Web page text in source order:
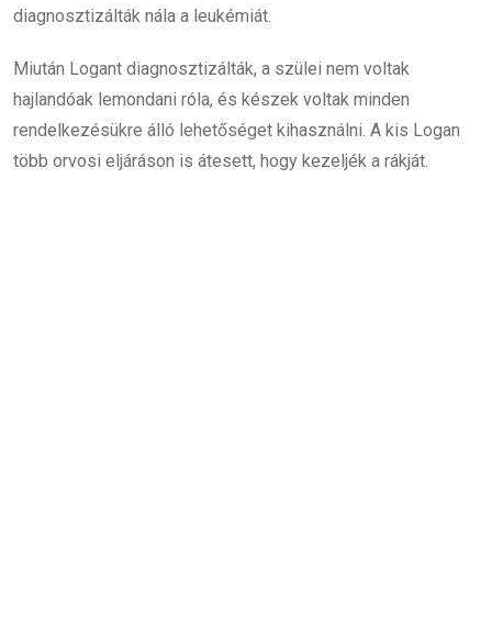
diagnosztizálták nála a leukémiát.
Miután Logant diagnosztizálták, a szülei nem voltak
hajlandóak lemondani róla, és készek voltak minden
rendelkezésükre álló lehetőséget kihasználni. A kis Logan
több orvosi eljáráson is átesett, hogy kezeljék a rákját.